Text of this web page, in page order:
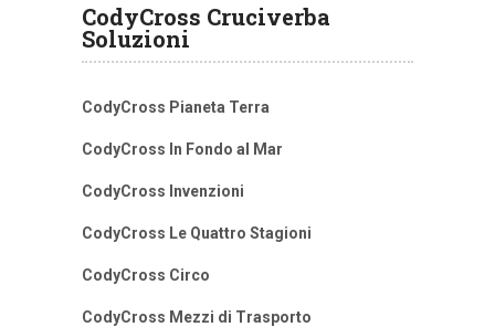
CodyCross Cruciverba
Soluzioni
CodyCross Pianeta Terra
CodyCross In Fondo al Mar
CodyCross Invenzioni
CodyCross Le Quattro Stagioni
CodyCross Circo
CodyCross Mezzi di Trasporto